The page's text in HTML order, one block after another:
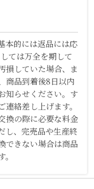
本的には返品には応
ては万全を期して
損していた場合、ま
商品到着後8日以内
知らせください。す
絡差し上げます。
換の際に必要な料金
し、完売品や生産終
できない場合は商品